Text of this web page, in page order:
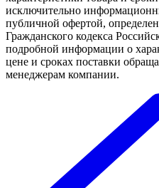
исключительно
публичной офертой,
Гражданского кодекса
подробной информации о
цене и сроках поставки
менеджерам компании.